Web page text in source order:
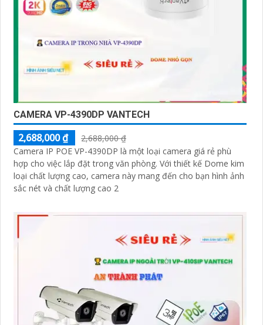
CAMERA VP-4390DP VANTECH
2,688,000 ₫
2,688,000 ₫
Camera IP POE VP-4390DP là một loại camera giá rẻ phù
hợp cho việc lắp đặt trong văn phòng. Với thiết kế Dome kim
loại chất lượng cao, camera này mang đến cho bạn hình ảnh
sắc nét và chất lượng cao 2